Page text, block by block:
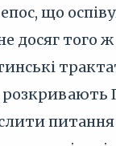
що
досяг
розкривають
питання